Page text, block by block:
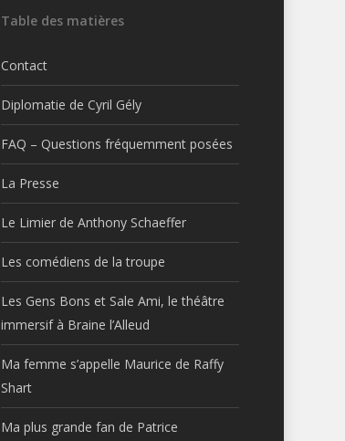
Table des matières
Contact
Diplomatie de Cyril Gély
FAQ – Questions fréquemment posées
La Presse
Le Limier de Anthony Schaeffer
Les comédiens de la troupe
Les Gens Bons et Sale Ami, le théâtre
immersif à Braine l’Alleud
Ma femme s’appelle Maurice de Raffy
Shart
Ma plus grande fan de Patrice